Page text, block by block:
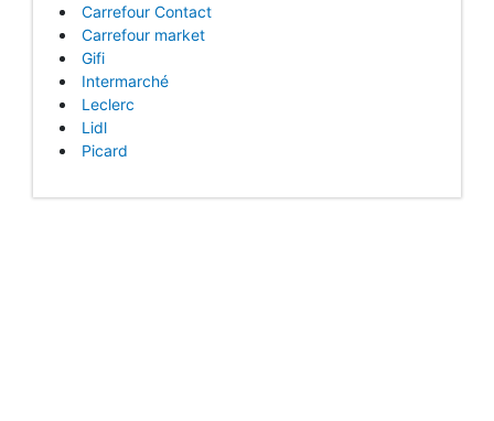
Carrefour Contact
Carrefour market
Gifi
Intermarché
Leclerc
Lidl
Picard